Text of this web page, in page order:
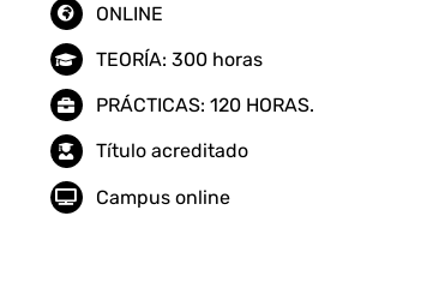
ONLINE
TEORÍA: 300 horas
PRÁCTICAS: 120 HORAS.
Título acreditado
Campus online